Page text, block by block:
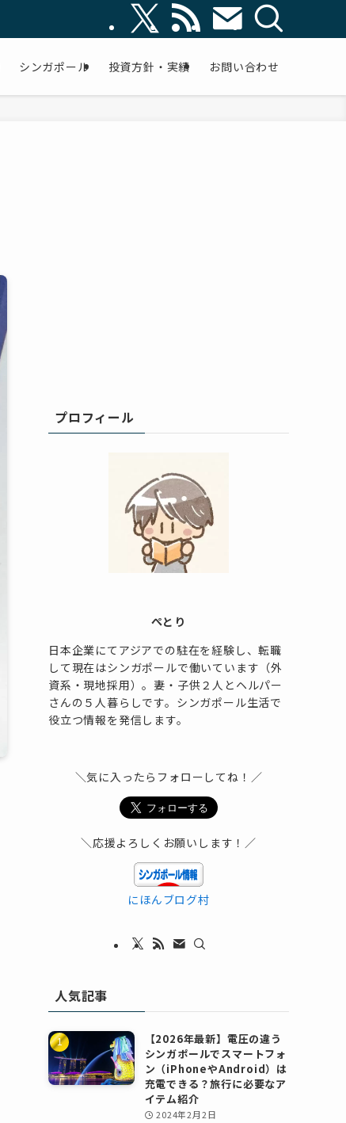
シンガポール 投資方針・実績 お問い合わせ
プロフィール
ぺとり
日本企業にてアジアでの駐在を経験し、転職
して現在はシンガポールで働いています（外
資系・現地採用）。妻・子供２人とヘルパー
さんの５人暮らしです。シンガポール生活で
役立つ情報を発信します。
＼気に入ったらフォローしてね！／
＼応援よろしくお願いします！／
にほんブログ村
人気記事
【2026年最新】電圧の違う
シンガポールでスマートフォ
ン（iPhoneやAndroid）は
充電できる？旅行に必要なア
イテム紹介
2024年2月2日